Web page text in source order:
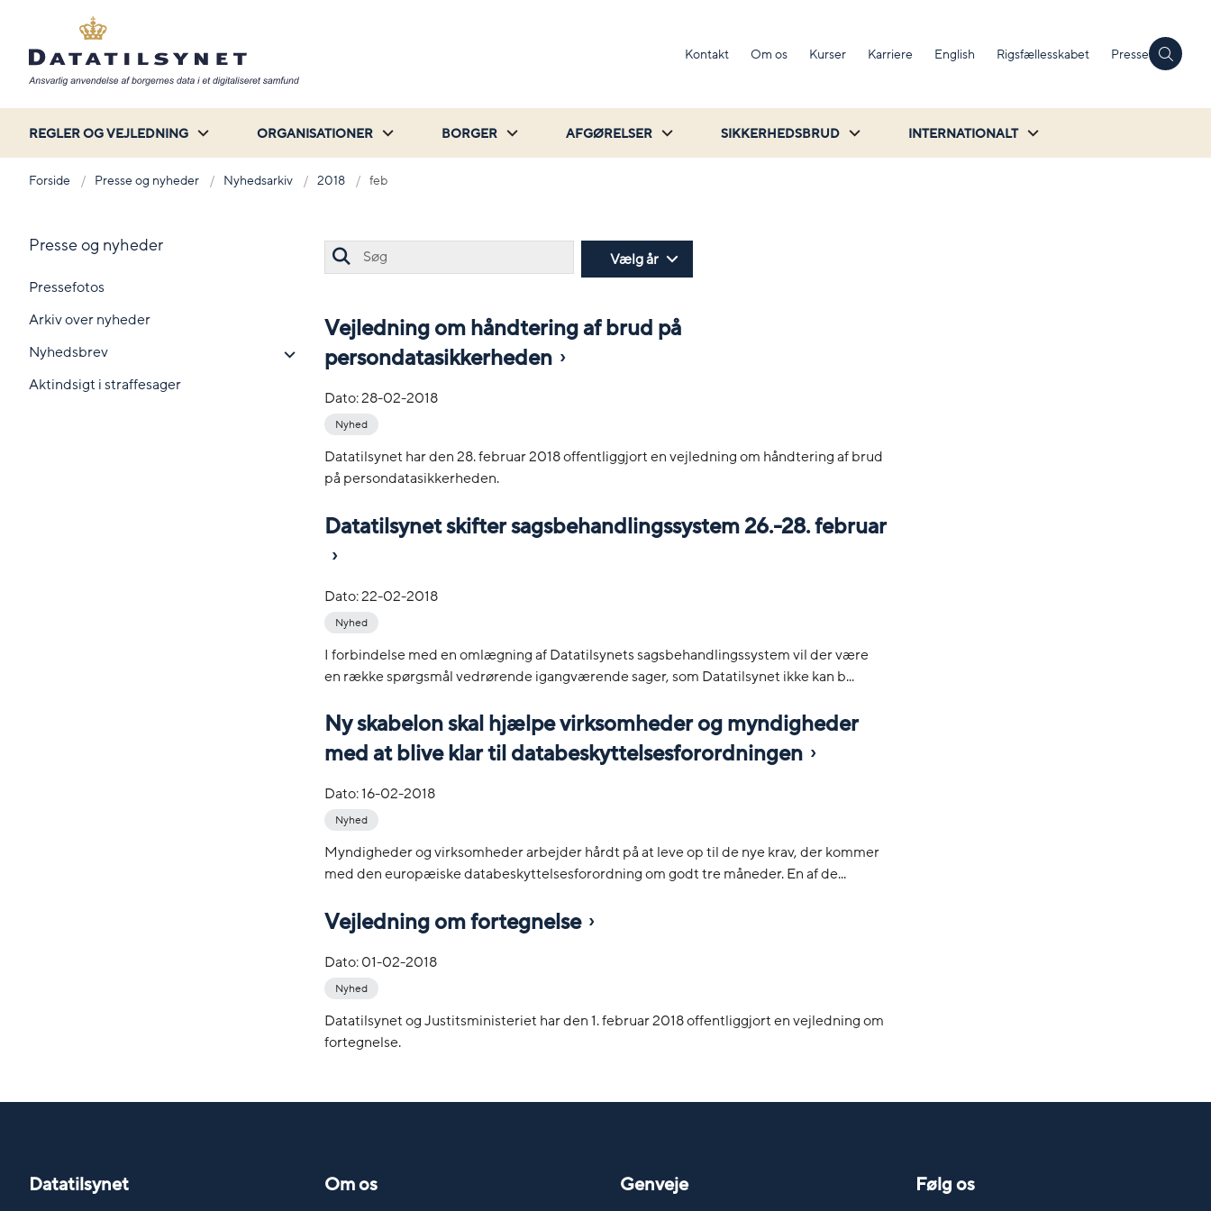
Kontakt Om os Kurser Karriere English Rigsfællesskabet Presse
REGLER OG VEJLEDNING ORGANISATIONER BORGER AFGØRELSER SIKKERHEDSBRUD INTERNATIONALT
Forside Presse og nyheder Nyhedsarkiv 2018 feb
Presse og nyheder
Pressefotos
Arkiv over nyheder
Nyhedsbrev
Aktindsigt i straffesager
Vælg år
Vejledning om håndtering af brud på
persondatasikkerheden
Dato:28-02-2018
Nyhed
Datatilsynet har den 28. februar 2018 offentliggjort en vejledning om håndtering af brud
på persondatasikkerheden.
Datatilsynet skifter sagsbehandlingssystem 26.-28. februar
Dato:22-02-2018
Nyhed
I forbindelse med en omlægning af Datatilsynets sagsbehandlingssystem vil der være
en række spørgsmål vedrørende igangværende sager, som Datatilsynet ikke kan b...
Ny skabelon skal hjælpe virksomheder og myndigheder
med at blive klar til databeskyttelsesforordningen
Dato:16-02-2018
Nyhed
Myndigheder og virksomheder arbejder hårdt på at leve op til de nye krav, der kommer
med den europæiske databeskyttelsesforordning om godt tre måneder. En af de...
Vejledning om fortegnelse
Dato:01-02-2018
Nyhed
Datatilsynet og Justitsministeriet har den 1. februar 2018 offentliggjort en vejledning om
fortegnelse.
Datatilsynet Om os Genveje Følg os